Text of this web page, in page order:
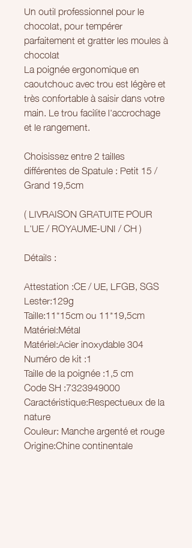
Un outil professionnel pour le
chocolat, pour tempérer
parfaitement et gratter les moules à
chocolat
La poignée ergonomique en
caoutchouc avec trou est légère et
très confortable à saisir dans votre
main. Le trou facilite l'accrochage
et le rangement.
Choisissez entre 2 tailles
différentes de Spatule : Petit 15 /
Grand 19,5cm
( LIVRAISON GRATUITE POUR
L'UE / ROYAUME-UNI / CH )
Détails :
Attestation :CE / UE, LFGB, SGS
Lester:129g
Taille:11*15cm ou 11*19,5cm
Matériel:Métal
Matériel:Acier inoxydable 304
Numéro de kit :1
Taille de la poignée :1,5 cm
Code SH :7323949000
Caractéristique:Respectueux de la
nature
Couleur: Manche argenté et rouge
Origine:Chine continentale